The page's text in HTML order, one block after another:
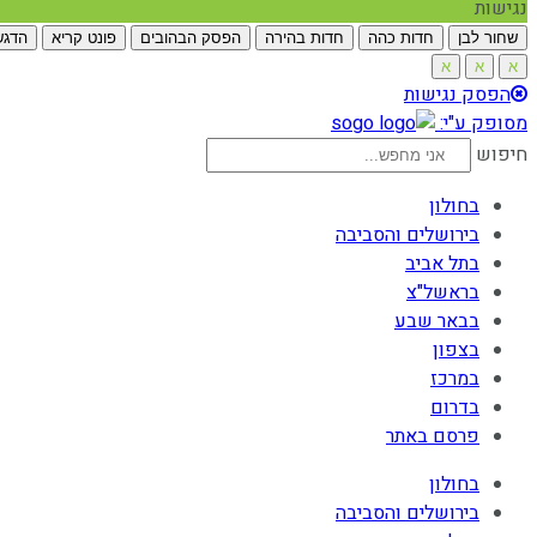
נגישות
שחור לבן חדות כהה חדות בהירה הפסק הבהובים פונט קריא
א
א א
הפסק נגישות
מסופק ע"י:
חיפוש
בחולון
בירושלים והסביבה
בתל אביב
בראשל"צ
בבאר שבע
בצפון
במרכז
בדרום
פרסם באתר
בחולון
בירושלים והסביבה